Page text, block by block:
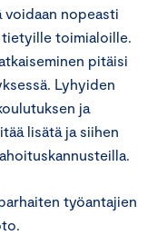
voidaan nopeasti
toimialoille.
pitäisi
Lyhyiden
ja
lisätä ja siihen
työantajien